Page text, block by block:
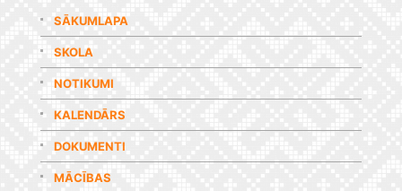
SĀKUMLAPA
SKOLA
NOTIKUMI
KALENDĀRS
DOKUMENTI
MĀCĪBAS